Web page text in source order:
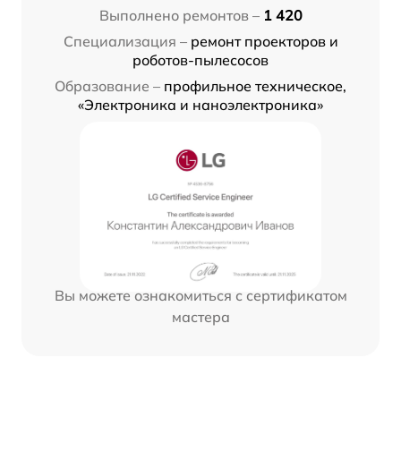
Выполнено ремонтов – 1 420
Специализация – ремонт проекторов и
роботов-пылесосов
Образование – профильное техническое,
«Электроника и наноэлектроника»
Вы можете ознакомиться с сертификатом
мастера